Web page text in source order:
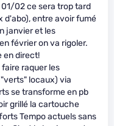
02 ce sera trop tard
d'abo), entre avoir fumé
janvier et les
février on va rigoler.
en direct!
raquer les
locaux) via
se transforme en pb
grillé la cartouche
Tempo actuels sans